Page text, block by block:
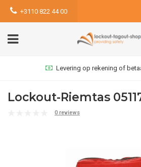
+3110 822 44 00
Levering op rekening of
Lockout-Riemtas
0 reviews